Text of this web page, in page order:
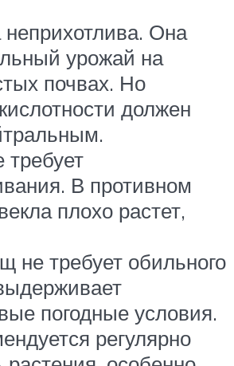
неприхотлива. Она
урожай на
почвах. Но
должен
требует
В противном
плохо растет,
не требует обильного
погодные условия.
регулярно